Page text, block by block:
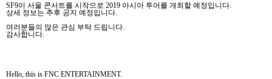
SF9이 서울 콘서트를 시작으로 2019 아시아 투어를 개최할 예정입니다
상세 정보는 추후 공지 예정입니다
여러분들의 많은 관심 부탁 드립니다
감사합니다
Hello, this is FNC ENTERTAINMENT.